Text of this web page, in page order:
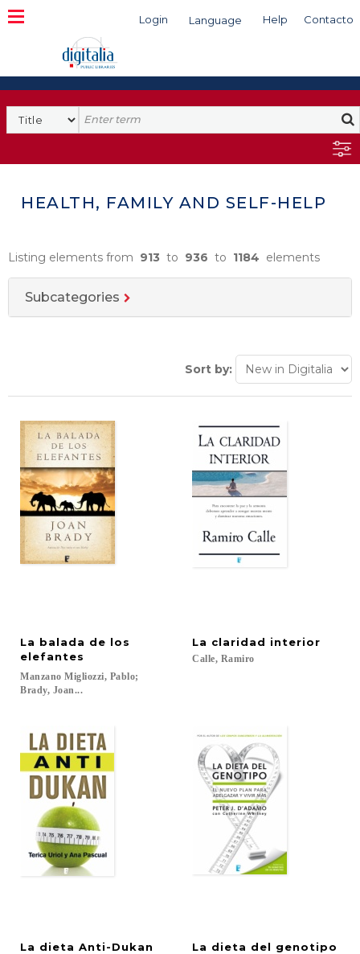
Login Language Help Contacto
Search
HEALTH, FAMILY AND SELF-HELP
Listing elements from 913 to 936 to 1184 elements
Subcategories
Sort by:
La balada de los
elefantes
Manzano Migliozzi, Pablo;
Brady, Joan...
La claridad interior
Calle, Ramiro
La dieta Anti-Dukan La dieta del genotipo